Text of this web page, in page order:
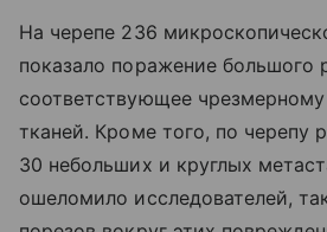
На черепе 236
показало поражение большого
соответствующее
тканей. Кроме того, по черепу
30 небольших и круглых
ошеломило исследователей,